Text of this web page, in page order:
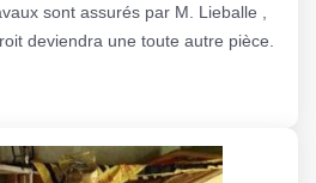
sont assurés par M. Lieballe ,
deviendra une toute autre pièce.